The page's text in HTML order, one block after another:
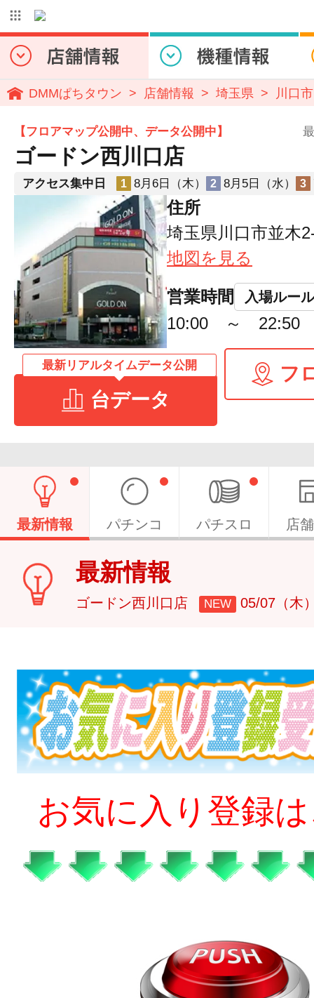
DMMぱちタウン 店舗情報 埼玉県 川口市
【フロアマップ公開中、データ公開中】
ゴードン西川口店
アクセス集中日 1 8月6日（木） 2 8月5日（水） 3
住所
埼玉県川口市並木
地図を見る
営業時間 入場ルール
10:00 ～ 22:50
最新リアルタイムデータ公開
台データ
フ
最新情報 パチンコ パチスロ 店
最新情報
ゴードン西川口店 NEW 05/07（木
お気に入り登録